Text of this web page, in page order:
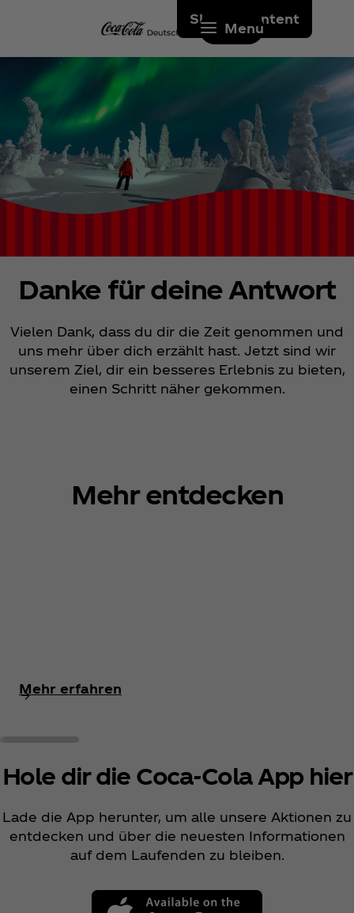
Skip to content
Menu
Danke für deine Antwort
Vielen Dank, dass du dir die Zeit genommen und
uns mehr über dich erzählt hast. Jetzt sind wir
unserem Ziel, dir ein besseres Erlebnis zu bieten,
einen Schritt näher gekommen.
Mehr entdecken
Mehr erfahren
Hole dir die Coca‑Cola App hier
Lade die App herunter, um alle unsere Aktionen zu
entdecken und über die neuesten Informationen
auf dem Laufenden zu bleiben.